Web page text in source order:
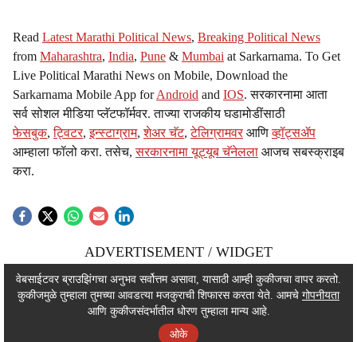
Read Latest Marathi Political News, Breaking Political News
from Maharashtra, India, Pune & Mumbai at Sarkarnama. To Get
Live Political Marathi News on Mobile, Download the
Sarkarnama Mobile App forAndroid and IOS. सरकारनामा आता
सर्व सोशल मीडिया प्लॅटफॉर्मवर. ताज्या राजकीय घडामोडींसाठी
फेसबुक,ट्विटर,इन्स्टाग्राम,शेअर चॅट,टेलिग्रामवर आणिव्हॉट्सॲप
आम्हाला फॉलो करा. तसेच,सरकारनामा यूट्यूब चॅनेलला आजच सबस्क्राइब
करा.
ADVERTISEMENT / WIDGET
ADVERTISEMENT / WIDGET
ADVERTISEMENT / WIDGET
वेबसाईटवर ब्राउझिंगचा अनुभव सर्वोत्तम असावा, यासाठी आम्ही कुकीजचा वापर करतो.
कुकीजमुळे तुम्हाला तुमच्या आवडत्या मजकुराची शिफारस करता येते. आमचे गोपनीयता
आणि कुकीजसंदर्भातील धोरण तुम्हाला मान्य आहे.
ओके